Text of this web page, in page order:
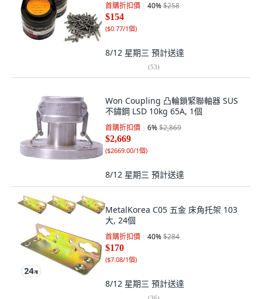
首購折扣價 40%$258
$154
($0.77/1個)
8/12 星期三 預計送達
(53)
Won Coupling 凸輪鎖緊聯軸器 SUS
不鏽鋼 LSD 10kg 65A, 1個
首購折扣價 6%$2,869
$2,669
($2669.00/1個)
8/12 星期三 預計送達
MetalKorea C05 五金 床角托架 103
大, 24個
首購折扣價 40%$284
$170
($7.08/1個)
8/12 星期三 預計送達
(36)